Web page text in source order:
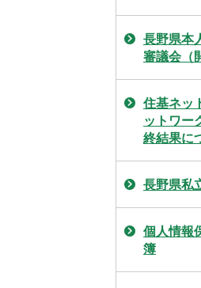
長野県本
審議会（
住基ネッ
ットワー
終結果に
長野県私
個人情報
簿